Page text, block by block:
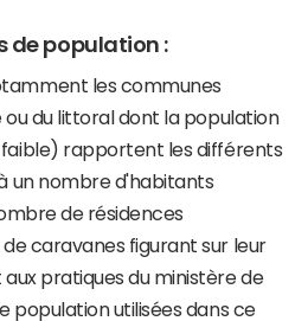
de population :
les communes
du littoral dont la population
rapportent les différents
un nombre d'habitants
de résidences
caravanes figurant sur leur
pratiques du ministère de
population utilisées dans ce